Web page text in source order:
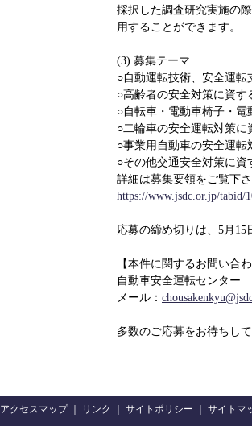
採択した調査研究実施の
用することができます。
(3) 募集テーマ
○自動運転技術、安全運
○高齢者の安全対策に資
○自転車・電動車椅子・
○二輪車の安全運転対策に
○事業用自動車の安全運転
○その他交通安全対策に資
詳細は募集要領をご覧下
https://www.jsdc.or.jp/tabid/
応募の締め切りは、5月15
【本件に関するお問い合
自動車安全運転センター
メール：
多数のご応募をお待ちし
アクセスマップ リンク サイトポリシー サイトマ